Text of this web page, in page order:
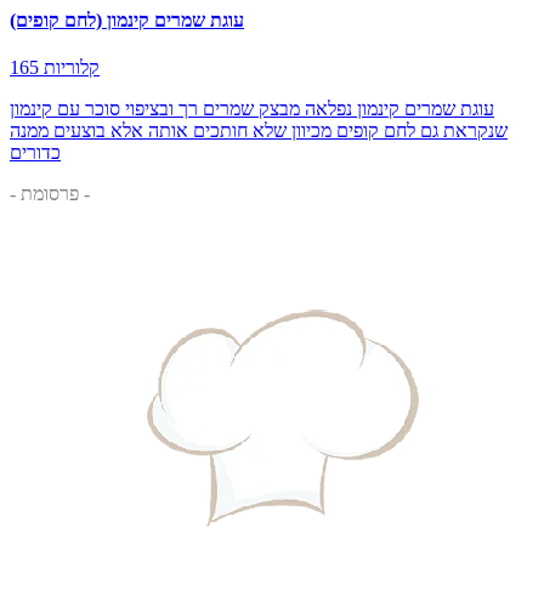
עוגת שמרים קינמון (לחם קופים)
165 קלוריות
עוגת שמרים קינמון נפלאה מבצק שמרים רך ובציפוי סוכר עם קינמון
שנקראת גם לחם קופים מכיוון שלא חותכים אותה אלא בוצעים ממנה
כדורים
- פרסומת -